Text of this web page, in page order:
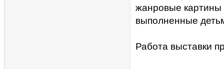
жанровые картины
выполненные
Работа выставки